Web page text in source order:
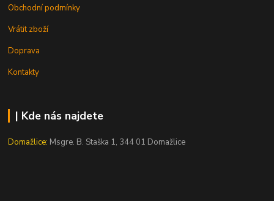
Obchodní podmínky
Vrátit zboží
Doprava
Kontakty
| Kde nás najdete
Domažlice: Msgre. B. Staška 1, 344 01 Domažlice